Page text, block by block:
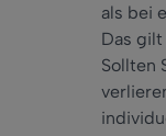
als bei
Das
Sollten